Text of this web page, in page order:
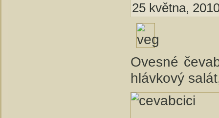
25 května,
Ovesné
hlávkový